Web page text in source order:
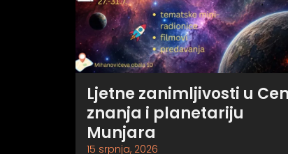
Ljetne zanimljivosti u
znanja i planetariju
Munjara
15 srpnja, 2026